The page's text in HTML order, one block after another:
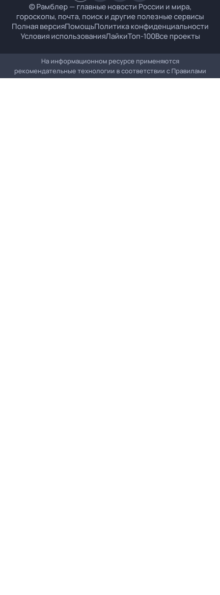
© Рамблер — главные новости России и мира,
гороскопы, почта, поиск и другие полезные сервисы
Полная версияПомощьПолитика конфиденциальности
Условия использованияЛайкиТоп-100Все проекты
На информационном ресурсе применяются
рекомендательные технологии в соответствии с Правилами